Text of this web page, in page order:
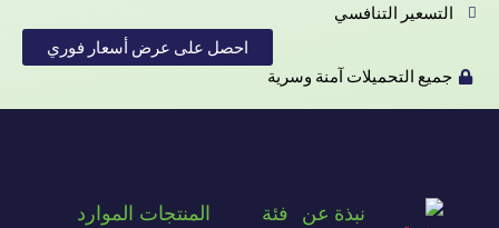
التسعير التنافسي
احصل على عرض أسعار فوري
جميع التحميلات آمنة وسرية
نبذة عن
فئة
المنتجات الموارد